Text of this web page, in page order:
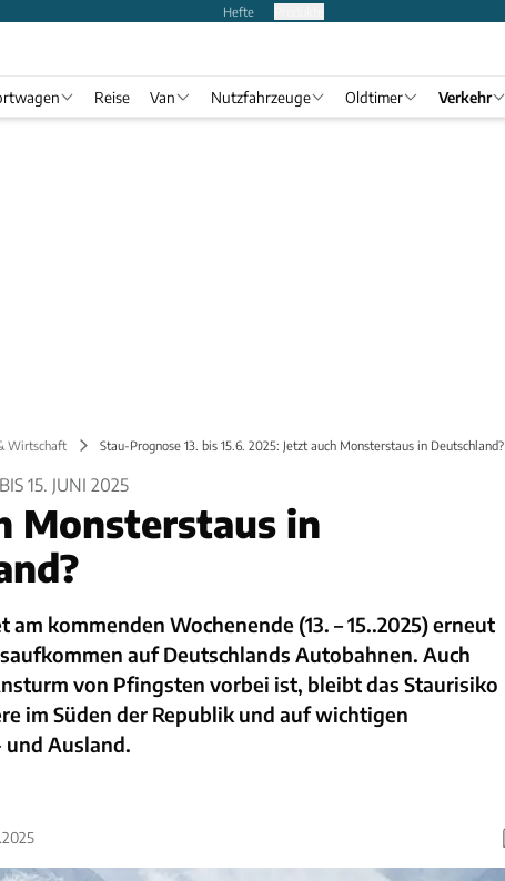
Hefte
Reise Van Nutzfahrzeuge Oldtimer Verkehr
Wirtschaft Stau-Prognose 13. bis 15.6. 2025: Jetzt auch Monsterstaus in Deutschland?
15. JUNI 2025
Monsterstaus in
am kommenden Wochenende (13. – 15..2025) erneut
auf Deutschlands Autobahnen. Auch
von Pfingsten vorbei ist, bleibt das Staurisiko
im Süden der Republik und auf wichtigen
und Ausland.